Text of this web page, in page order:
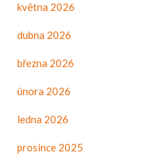
května 2026
dubna 2026
března 2026
února 2026
ledna 2026
prosince 2025